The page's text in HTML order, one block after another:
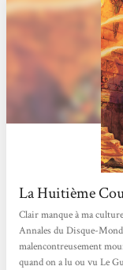
La Huitième
Clair manque à ma
Annales du Disque-
malencontreusement
quand on a lu ou vu Le